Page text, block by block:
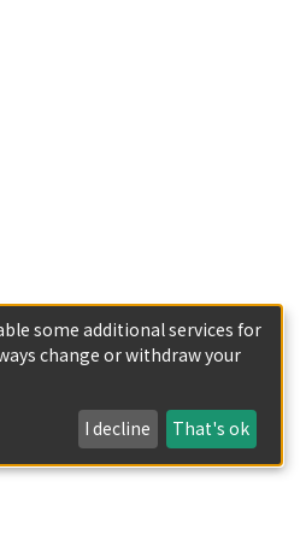
some additional services for
change or withdraw your
I decline That's ok